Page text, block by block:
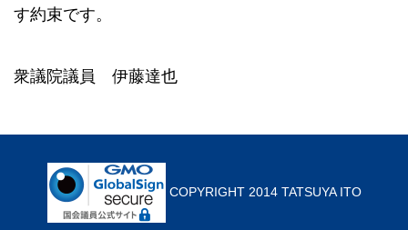
す約束です。
衆議院議員 伊藤達也
COPYRIGHT 2014 TATSUYA ITO